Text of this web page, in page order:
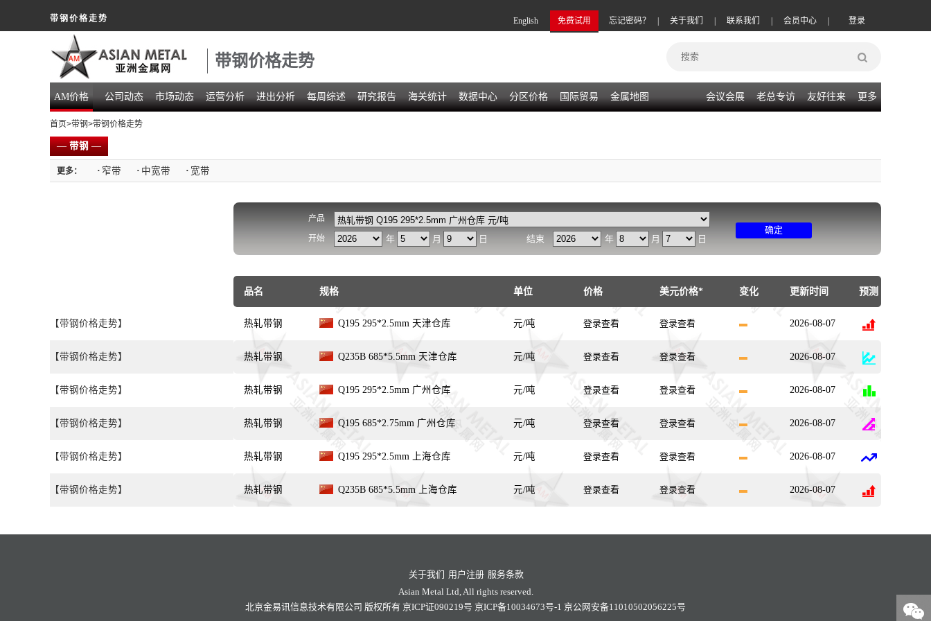
带钢价格走势 登录
会员中心
联系我们
关于我们
忘记密码？
免费试用
English
带钢价格走势
AM价格 公司动态 市场动态 运营分析 进出分析 每周综述 研究报告 海关统计 数据中心 分区价格 国际贸易 金属地图 会议会展 老总专访 友好往来 更多
首页>带钢>带钢价格走势
—带钢—
更多： · 窄带 · 中宽带 · 宽带
【带钢价格走势】
【带钢价格走势】
【带钢价格走势】
【带钢价格走势】
【带钢价格走势】
【带钢价格走势】
产品
开始 年 月 日 结束 年 月 日
确定
品名 规格 单位 价格 美元价格* 变化 更新时间 预测
热轧带钢 Q195 295*2.5mm 天津仓库 元/吨 登录查看 登录查看 2026-08-07
热轧带钢 Q235B 685*5.5mm 天津仓库 元/吨 登录查看 登录查看 2026-08-07
热轧带钢 Q195 295*2.5mm 广州仓库 元/吨 登录查看 登录查看 2026-08-07
热轧带钢 Q195 685*2.75mm 广州仓库 元/吨 登录查看 登录查看 2026-08-07
热轧带钢 Q195 295*2.5mm 上海仓库 元/吨 登录查看 登录查看 2026-08-07
热轧带钢 Q235B 685*5.5mm 上海仓库 元/吨 登录查看 登录查看 2026-08-07
关于我们 用户注册 服务条款
Asian Metal Ltd, All rights reserved.
北京金易讯信息技术有限公司 版权所有 京ICP证090219号 京ICP备10034673号-1 京公网安备11010502056225号